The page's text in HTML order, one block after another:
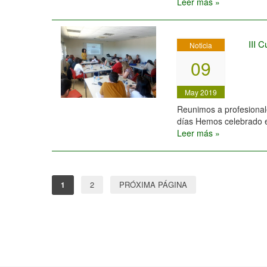
Noticia
09
May 2019
III
Reunimos a
días Hemos celebrado
Leer más »
Navegación
1 2 PRÓXIMA PÁGINA